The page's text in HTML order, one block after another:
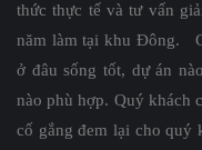
thức thực tế và tư vấn
năm làm tại khu Đông.
ở đâu sống tốt, dự án
nào phù hợp. Quý khách
cố gắng đem lại cho quý